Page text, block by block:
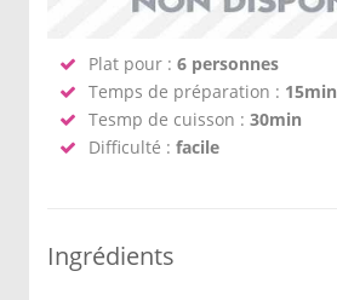
Plat pour : 6 personnes
Temps de préparation : 15min
Tesmp de cuisson : 30min
Difficulté : facile
Ingrédients